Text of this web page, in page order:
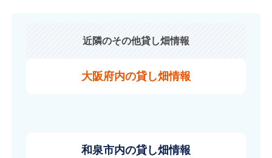
近隣のその他貸し畑情報
大阪府内の貸し畑情報
和泉市内の貸し畑情報